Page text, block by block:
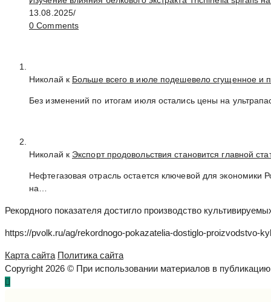
13.08.2025/
0 Comments
Николай к Больше всего в июле подешевело сгущенное и
Без изменений по итогам июля остались цены на
Николай к Экспорт продовольствия становится главной
Нефтегазовая отрасль остается ключевой для
на…
Рекордного показателя достигло производство
https://pvolk.ru/ag/rekordnogo-pokazatelia-dostiglo-proizvodstvo-
Карта сайта Политика сайта
Copyright 2026 © При использовании материалов в